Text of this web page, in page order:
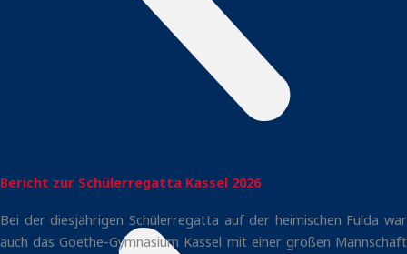
Bericht zur Schülerregatta Kassel 2026
Bei der diesjährigen Schülerregatta auf der heimischen Fulda war
auch das Goethe-Gymnasium Kassel mit einer großen Mannschaft